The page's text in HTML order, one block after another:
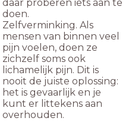
daar proberen iets aan te
doen.
Zelfverminking. Als
mensen van binnen veel
pijn voelen, doen ze
zichzelf soms ook
lichamelijk pijn. Dit is
nooit de juiste oplossing:
het is gevaarlijk en je
kunt er littekens aan
overhouden.